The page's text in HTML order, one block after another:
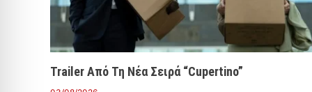
Trailer Από Τη Νέα Σειρά “Cupertino”